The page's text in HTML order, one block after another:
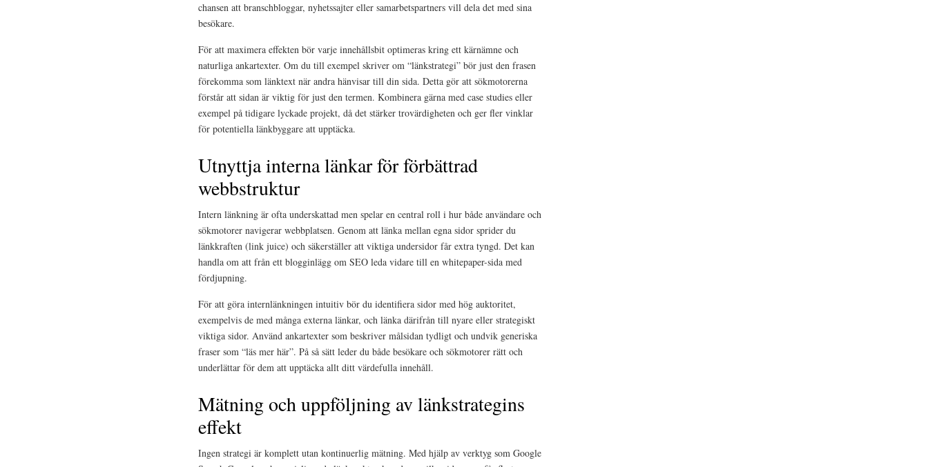
chansen att branschbloggar, nyhetssajter eller samarbetspartners vill dela det med sina
besökare.
För att maximera effekten bör varje innehållsbit optimeras kring ett kärnämne och
naturliga ankartexter. Om du till exempel skriver om “länkstrategi” bör just den frasen
förekomma som länktext när andra hänvisar till din sida. Detta gör att sökmotorerna
förstår att sidan är viktig för just den termen. Kombinera gärna med case studies eller
exempel på tidigare lyckade projekt, då det stärker trovärdigheten och ger fler vinklar
för potentiella länkbyggare att upptäcka.
Utnyttja interna länkar för förbättrad
webbstruktur
Intern länkning är ofta underskattad men spelar en central roll i hur både användare och
sökmotorer navigerar webbplatsen. Genom att länka mellan egna sidor sprider du
länkkraften (link juice) och säkerställer att viktiga undersidor får extra tyngd. Det kan
handla om att från ett blogginlägg om SEO leda vidare till en whitepaper-sida med
fördjupning.
För att göra internlänkningen intuitiv bör du identifiera sidor med hög auktoritet,
exempelvis de med många externa länkar, och länka därifrån till nyare eller strategiskt
viktiga sidor. Använd ankartexter som beskriver målsidan tydligt och undvik generiska
fraser som “läs mer här”. På så sätt leder du både besökare och sökmotorer rätt och
underlättar för dem att upptäcka allt ditt värdefulla innehåll.
Mätning och uppföljning av länkstrategins
effekt
Ingen strategi är komplett utan kontinuerlig mätning. Med hjälp av verktyg som Google